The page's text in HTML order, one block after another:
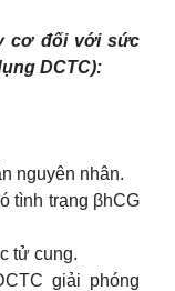
cơ đối với sức
DCTC):
nguyên nhân.
tình trạng βhCG
tử cung.
giải phóng